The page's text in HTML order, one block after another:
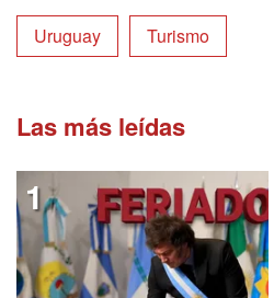
Uruguay Turismo
Las más leídas